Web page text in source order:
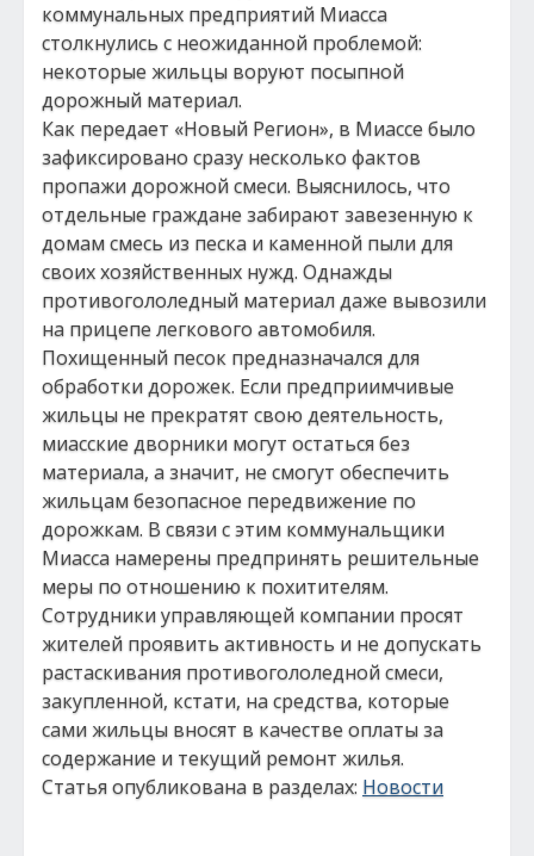
коммунальных предприятий Миасса
столкнулись с неожиданной проблемой:
некоторые жильцы воруют посыпной
дорожный материал.
Как передает «Новый Регион», в Миассе было
зафиксировано сразу несколько фактов
пропажи дорожной смеси. Выяснилось, что
отдельные граждане забирают завезенную к
домам смесь из песка и каменной пыли для
своих хозяйственных нужд. Однажды
противогололедный материал даже вывозили
на прицепе легкового автомобиля.
Похищенный песок предназначался для
обработки дорожек. Если предприимчивые
жильцы не прекратят свою деятельность,
миасские дворники могут остаться без
материала, а значит, не смогут обеспечить
жильцам безопасное передвижение по
дорожкам. В связи с этим коммунальщики
Миасса намерены предпринять решительные
меры по отношению к похитителям.
Сотрудники управляющей компании просят
жителей проявить активность и не допускать
растаскивания противогололедной смеси,
закупленной, кстати, на средства, которые
сами жильцы вносят в качестве оплаты за
содержание и текущий ремонт жилья.
Статья опубликована в разделах: Новости